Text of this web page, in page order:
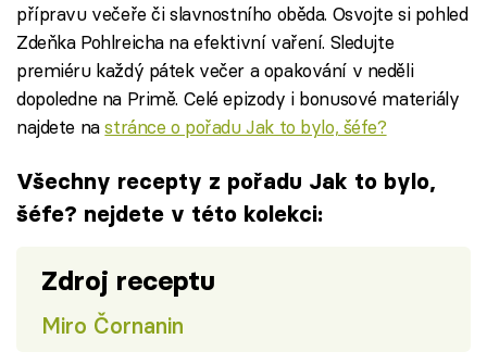
přípravu večeře či slavnostního oběda. Osvojte si pohled
Zdeňka Pohlreicha na efektivní vaření. Sledujte
premiéru každý pátek večer a opakování v neděli
dopoledne na Primě. Celé epizody i bonusové materiály
najdete nastránce o pořadu Jak to bylo, šéfe?
Všechny recepty z pořadu Jak to bylo,
šéfe? nejdete v této kolekci:
Zdroj receptu
Miro Čornanin